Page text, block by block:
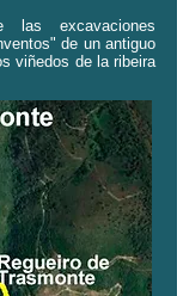
excavaciones
de un antiguo
viñedos de la ribeira